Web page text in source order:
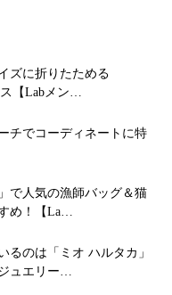
ズに折りたためる
ス【Labメン…
チでコーディネートに特
で人気の漁師バッグ＆猫
め！【La…
るのは「ミオ ハルタカ」
ュエリー…